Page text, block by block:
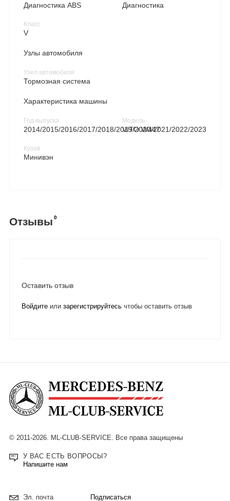
Диагностика ABS
Класс
V
Диагностика
Узлы автомобиля
Узел автомобиля
Тормозная система
Характеристика машины
Год выпуска
2014/2015/2016/2017/2018/2019/2020/2021/2022/2023
Кузов
Минивэн
Модель
VITO W447
Отзывы 0
Оставить отзыв
Войдитеили зарегистрируйтесьчтобы оставить отзыв
© 2011-2026. ML-CLUB-SERVICE. Все права защищены
У ВАС ЕСТЬ ВОПРОСЫ?
Напишите нам
Подписаться